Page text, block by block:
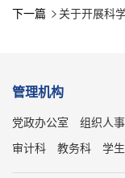
下一篇  关于开展科
管理机构
党政办公室 组织人
审计科
教务科 学